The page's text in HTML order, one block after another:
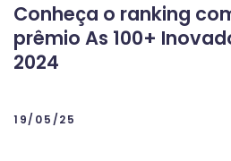
Conheça o ranking
prêmio As 100+
2024
19/05/25